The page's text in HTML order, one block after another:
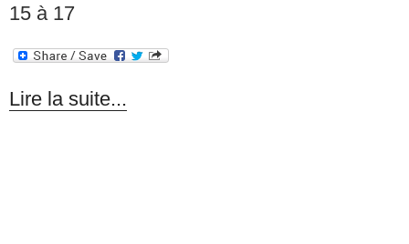
15 à 17
Lire la suite...